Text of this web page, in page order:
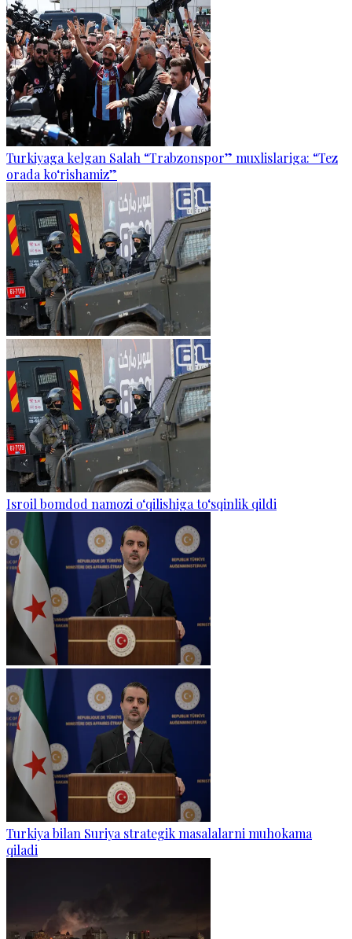
Turkiyaga kelgan Salah “Trabzonspor” muxlislariga: “Tez
orada ko‘rishamiz”
Isroil bomdod namozi o‘qilishiga to‘sqinlik qildi
Turkiya bilan Suriya strategik masalalarni muhokama
qiladi